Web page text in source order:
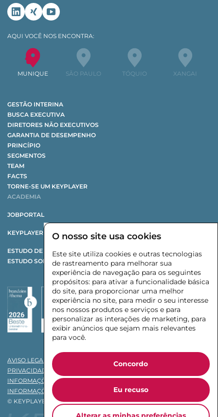
O nosso site usa cookies
Este site utiliza cookies e outras tecnologias
de rastreamento para melhorar sua
experiência de navegação para os seguintes
propósitos: para ativar a funcionalidade básica
do site, para proporcionar uma melhor
experiência no site, para medir o seu interesse
nos nossos produtos e serviços e para
personalizar as interações de marketing, para
exibir anúncios que sejam mais relevantes
para você.
Concordo
Eu recuso
Linkedin
Xing Youtube
AQUI VOCÊ NOS ENCONTRA:
MUNIQUE SÃO PAULO TÓQUIO XANGAI
GESTÃO INTERINA
BUSCA EXECUTIVA
DIRETORES NÃO EXECUTIVOS
GARANTIA DE DESEMPENHO
PRINCÍPIO
SEGMENTOS
TEAM
FACTS
TORNE-SE UM KEYPLAYER
ACADEMIA
JOBPORTAL
KEYPLAYER X CHANGE
ESTUDO DE REESTRUTURAÇÃO
ESTUDO SOBRE FORNECEDORES AUTOMOTIVOS
AVISO LEGAL
PRIVACIDADE
INFORMAÇÕES DE PRIVACIDADE PARA CLIENTES
INFORMAÇÕES DE PRIVACIDADE PARA CANDIDATOS
© KEYPLAYER INTERIM MANAGEMENT GMBH & CO. KG 2026